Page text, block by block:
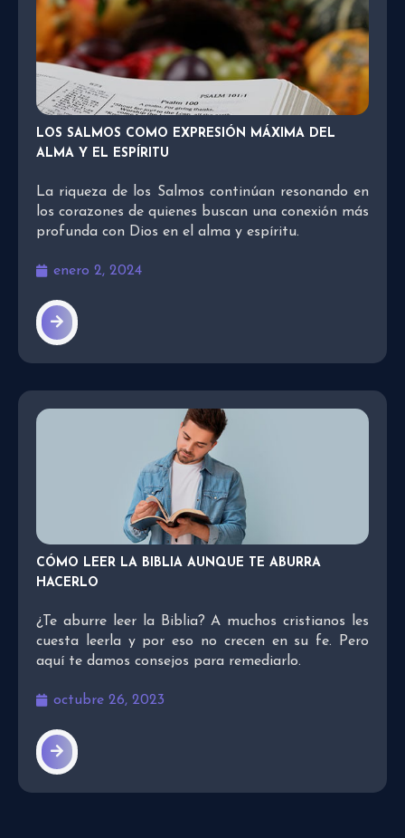
LOS SALMOS COMO EXPRESIÓN MÁXIMA DEL
ALMA Y EL ESPÍRITU
La riqueza de los Salmos continúan resonando en
los corazones de quienes buscan una conexión más
profunda con Dios en el alma y espíritu.
enero 2, 2024
CÓMO LEER LA BIBLIA AUNQUE TE ABURRA
HACERLO
¿Te aburre leer la Biblia? A muchos cristianos les
cuesta leerla y por eso no crecen en su fe. Pero
aquí te damos consejos para remediarlo.
octubre 26, 2023